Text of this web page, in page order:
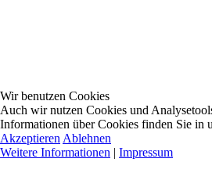
Wir benutzen Cookies
Auch wir nutzen Cookies und
Informationen über Cookies finden Sie in
Akzeptieren Ablehnen
Weitere Informationen | Impressum